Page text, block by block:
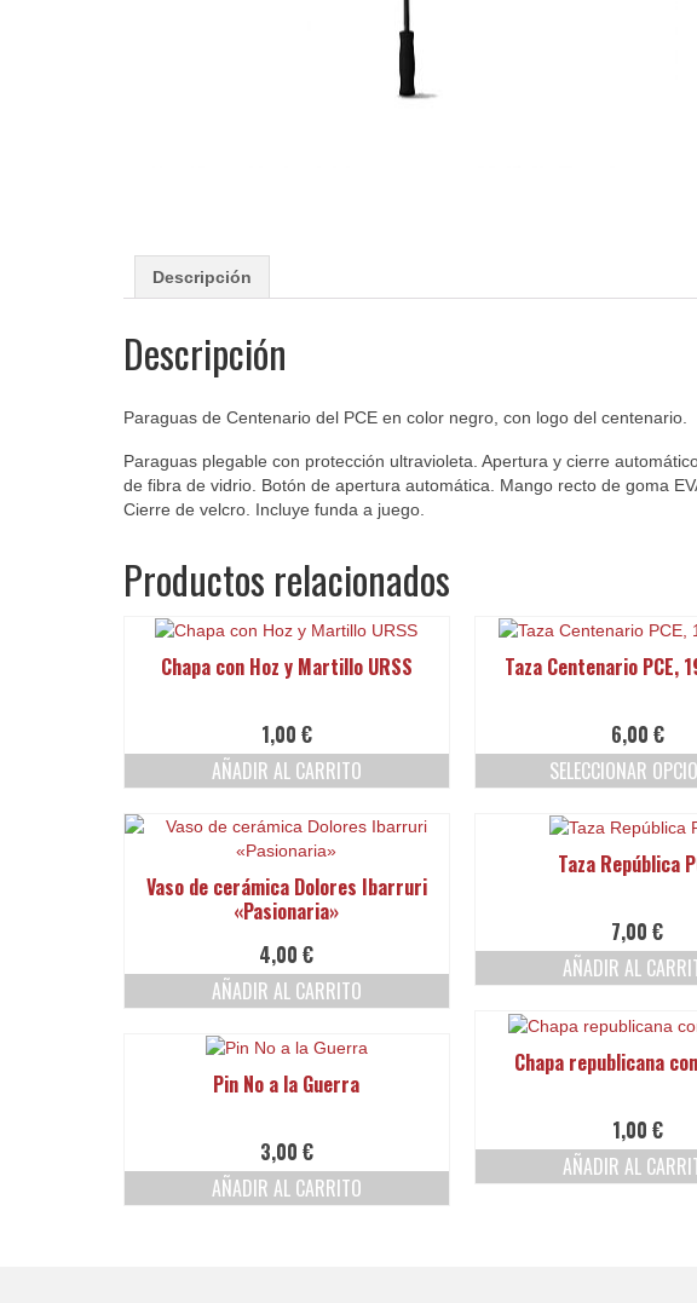
Descripción
Descripción
Paraguas de Centenario del PCE en color negro, con logo del centenario.
Paraguas plegable con protección ultravioleta. Apertura y cierre
de fibra de vidrio. Botón de apertura automática. Mango recto de goma
Cierre de velcro. Incluye funda a juego.
Productos relacionados
Chapa con Hoz y Martillo URSS
1,00 €
AÑADIR AL CARRITO
Taza Centenario PCE,
6,00 €
SELECCIONAR
Las
opciones
se
la
producto
Vaso de cerámica Dolores Ibarruri
«Pasionaria»
4,00€
AÑADIR AL CARRITO
Taza República
7,00€
AÑADIR AL
Chapa republicana
1,00 €
AÑADIR AL
Pin No a la Guerra
3,00 €
AÑADIR AL CARRITO